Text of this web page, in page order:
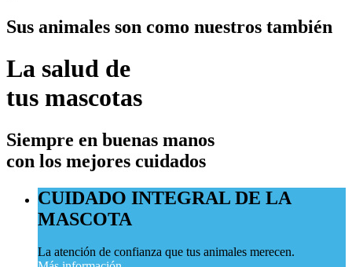
Sus animales son como nuestros también
La salud de
tus mascotas
Siempre en buenas manos
con los mejores cuidados
CUIDADO INTEGRAL DE LA
MASCOTA
La atención de confianza que tus animales merecen.